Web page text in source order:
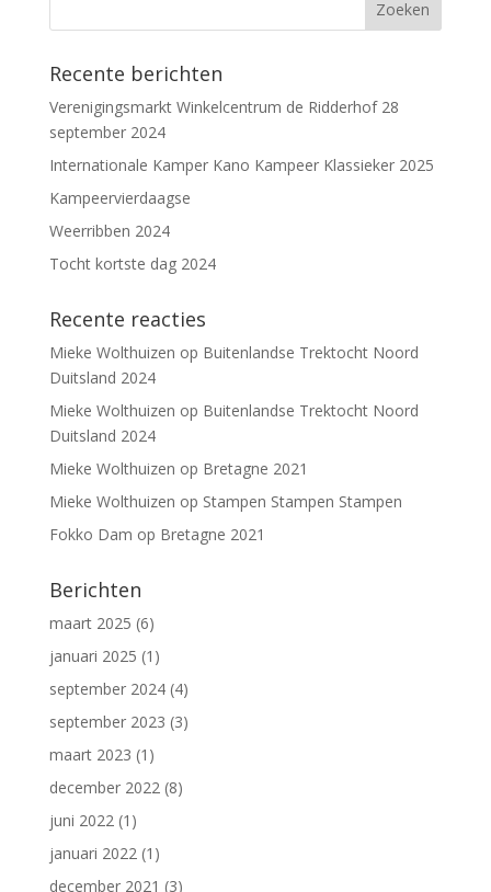
Recente berichten
Verenigingsmarkt Winkelcentrum de Ridderhof 28
september 2024
Internationale Kamper Kano Kampeer Klassieker 2025
Kampeervierdaagse
Weerribben 2024
Tocht kortste dag 2024
Recente reacties
Mieke Wolthuizen op Buitenlandse Trektocht Noord
Duitsland 2024
Mieke Wolthuizen op Buitenlandse Trektocht Noord
Duitsland 2024
Mieke Wolthuizen op Bretagne 2021
Mieke Wolthuizen op Stampen Stampen Stampen
Fokko Dam op Bretagne 2021
Berichten
maart 2025 (6)
januari 2025 (1)
september 2024(4)
september 2023 (3)
maart 2023 (1)
december 2022(8)
juni 2022(1)
januari 2022(1)
december 2021 (3)